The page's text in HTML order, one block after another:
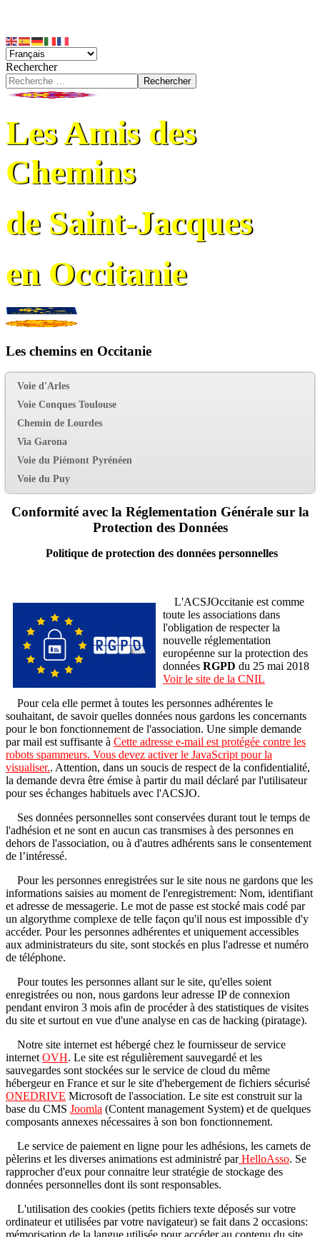
Rechercher
Rechercher
Les Amis des
Chemins
de Saint-Jacques
en Occitanie
Les chemins en Occitanie
Voie d'Arles
Voie Conques Toulouse
Chemin de Lourdes
Via Garona
Voie du Piémont Pyrénéen
Voie du Puy
Conformité avec la Réglementation Générale sur la
Protection des Données
Politique de protection des données personnelles
L'ACSJOccitanie est comme
toute les associations dans
l'obligation de respecter la
nouvelle réglementation
européenne sur la protection des
données RGPD du 25 mai 2018
Voir le site de la CNIL
Pour cela elle permet à toutes les personnes adhérentes le
souhaitant, de savoir quelles données nous gardons les concernants
pour le bon fonctionnement de l'association. Une simple demande
par mail est suffisante à Cette adresse e-mail est protégée contre les
robots spammeurs. Vous devez activer le JavaScript pour la
visualiser.. Attention, dans un soucis de respect de la confidentialité,
la demande devra être émise à partir du mail déclaré par l'utilisateur
pour ses échanges habituels avec l'ACSJO.
Ses données personnelles sont conservées durant tout le temps de
l'adhésion et ne sont en aucun cas transmises à des personnes en
dehors de l'association, ou à d'autres adhérents sans le consentement
de l’intéressé.
Pour les personnes enregistrées sur le site nous ne gardons que les
informations saisies au moment de l'enregistrement: Nom, identifiant
et adresse de messagerie. Le mot de passe est stocké mais codé par
un algorythme complexe de telle façon qu'il nous est impossible d'y
accéder. Pour les personnes adhérentes et uniquement accessibles
aux administrateurs du site, sont stockés en plus l'adresse et numéro
de téléphone.
Pour toutes les personnes allant sur le site, qu'elles soient
enregistrées ou non, nous gardons leur adresse IP de connexion
pendant environ 3 mois afin de procéder à des statistiques de visites
du site et surtout en vue d'une analyse en cas de hacking (piratage).
Notre site internet est hébergé chez le fournisseur de service
internet OVH. Le site est régulièrement sauvegardé et les
sauvegardes sont stockées sur le service de cloud du même
hébergeur en France et sur le site d'hebergement de fichiers sécurisé
ONEDRIVE Microsoft de l'association. Le site est construit sur la
base du CMS Joomla (Content management System) et de quelques
composants annexes nécessaires à son bon fonctionnement.
Le service de paiement en ligne pour les adhésions, les carnets de
pèlerins et les diverses animations est administré parHelloAsso. Se
rapprocher d'eux pour connaitre leur stratégie de stockage des
données personnelles dont ils sont responsables.
L'utilisation des cookies (petits fichiers texte déposés sur votre
ordinateur et utilisées par votre navigateur) se fait dans 2 occasions:
mémorisation de la langue utilisée pour accéder au contenu du site